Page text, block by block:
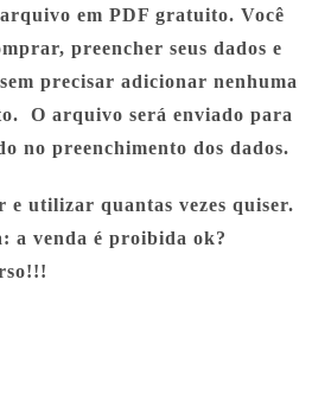
em PDF gratuito. Você
preencher seus dados e
precisar adicionar nenhuma
O arquivo será enviado para
no preenchimento dos dados.
e utilizar quantas vezes quiser.
a venda é proibida ok?